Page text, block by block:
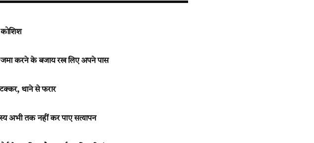
करने के बजाय रख लिए अपने पास
टक्कर, थाने से फरार
अभी तक नहीं कर पाए सत्यापन